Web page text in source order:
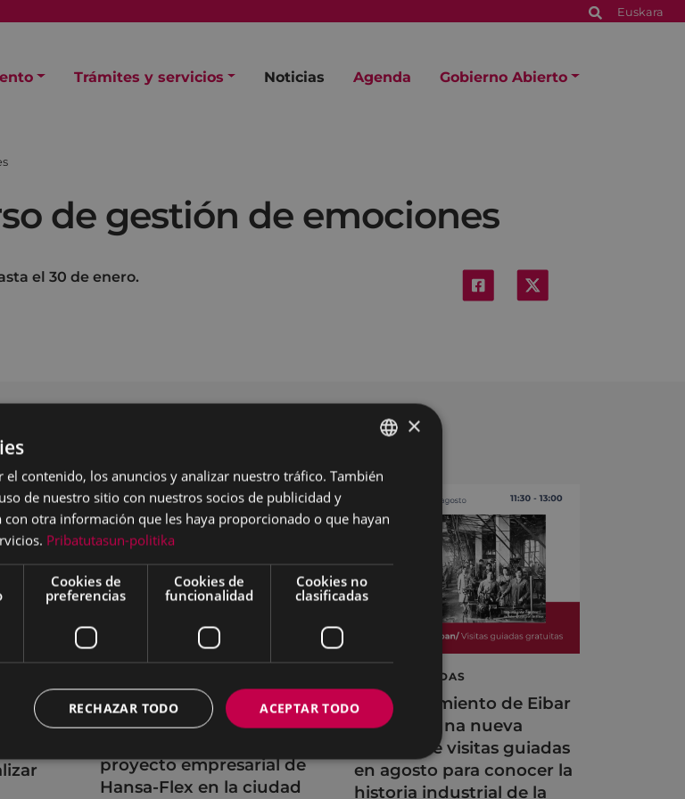
Euskara
Trámites y servicios Noticias Agenda Gobierno Abierto
de gestión de emociones
el 30 de enero.
EMPLEO E INNOVACIÓN
El Ayuntamiento de Eibar
proyecto empresarial de
Hansa-Flex en la ciudad
VISITAS GUIADAS
El Ayuntamiento de Eibar
organiza una nueva
edición de visitas guiadas
en agosto para conocer la
historia industrial de la
BASQUE
×
contenido, los anuncios y analizar nuestro tráfico. También
de nuestro sitio con nuestros socios de publicidad y
otra información que les haya proporcionado o que hayan
Pribatutasun-politika
Cookies de
preferencias
Cookies de
funcionalidad
Cookies no
clasificadas
ACEPTAR TODO
RECHAZAR TODO